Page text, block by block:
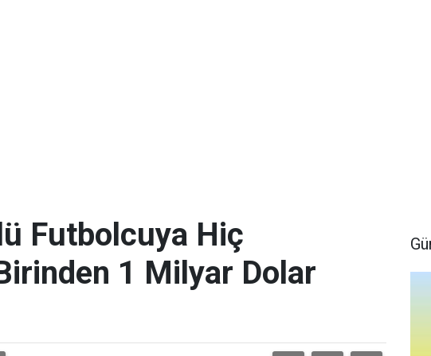
Futbolcuya Hiç
Birinden 1 Milyar Dolar